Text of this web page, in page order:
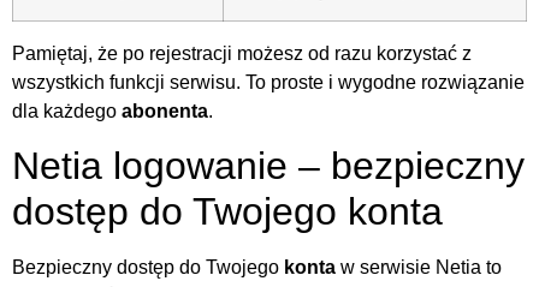
Pamiętaj, że po rejestracji możesz od razu korzystać z
wszystkich funkcji serwisu. To proste i wygodne rozwiązanie
dla każdego abonenta.
Netia logowanie – bezpieczny
dostęp do Twojego konta
Bezpieczny dostęp do Twojego konta w serwisie Netia to